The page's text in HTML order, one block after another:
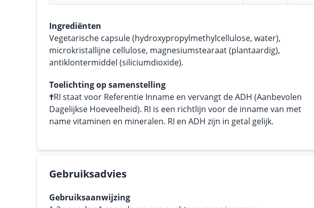
Ingrediënten
Vegetarische capsule (hydroxypropylmethylcellulose, water),
microkristallijne cellulose, magnesiumstearaat (plantaardig),
antiklontermiddel (siliciumdioxide).
Toelichting op samenstelling
†RI staat voor Referentie Inname en vervangt de ADH (Aanbevolen
Dagelijkse Hoeveelheid). RI is een richtlijn voor de inname van met
name vitaminen en mineralen. RI en ADH zijn in getal gelijk.
Gebruiksadvies
Gebruiksaanwijzing